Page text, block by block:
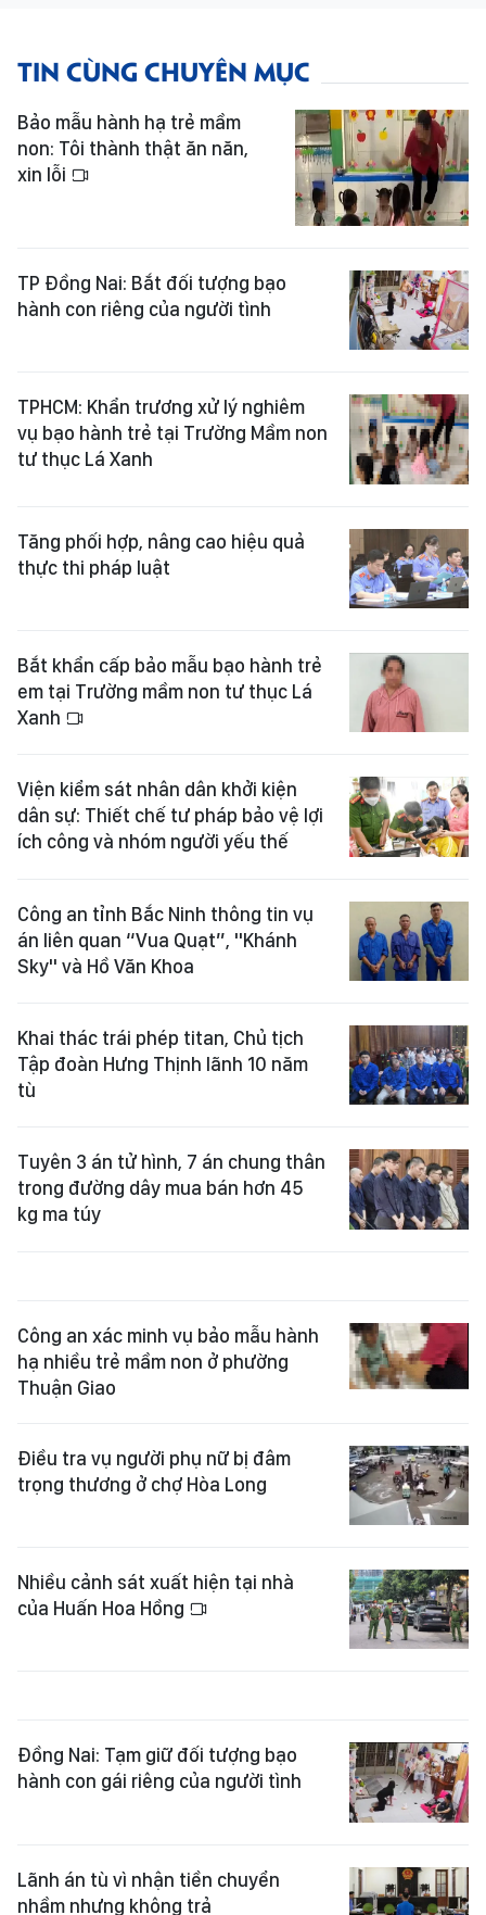
TIN CÙNG CHUYÊN MỤC
Bảo mẫu hành hạ trẻ mầm
non: Tôi thành thật ăn năn,
xin lỗi
TP Đồng Nai: Bắt đối tượng bạo
hành con riêng của người tình
TPHCM: Khẩn trương xử lý nghiêm
vụ bạo hành trẻ tại Trường Mầm non
tư thục Lá Xanh
Tăng phối hợp, nâng cao hiệu quả
thực thi pháp luật
Bắt khẩn cấp bảo mẫu bạo hành trẻ
em tại Trường mầm non tư thục Lá
Xanh
Viện kiểm sát nhân dân khởi kiện
dân sự: Thiết chế tư pháp bảo vệ lợi
ích công và nhóm người yếu thế
Công an tỉnh Bắc Ninh thông tin vụ
án liên quan “Vua Quạt”, "Khánh
Sky" và Hồ Văn Khoa
Khai thác trái phép titan, Chủ tịch
Tập đoàn Hưng Thịnh lãnh 10 năm
tù
Tuyên 3 án tử hình, 7 án chung thân
trong đường dây mua bán hơn 45
kg ma túy
Công an xác minh vụ bảo mẫu hành
hạ nhiều trẻ mầm non ở phường
Thuận Giao
Điều tra vụ người phụ nữ bị đâm
trọng thương ở chợ Hòa Long
Nhiều cảnh sát xuất hiện tại nhà
của Huấn Hoa Hồng
Đồng Nai: Tạm giữ đối tượng bạo
hành con gái riêng của người tình
Lãnh án tù vì nhận tiền chuyển
nhầm nhưng không trả